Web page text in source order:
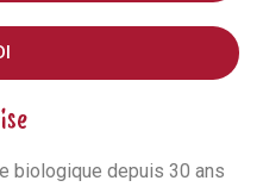
biologique depuis 30 ans